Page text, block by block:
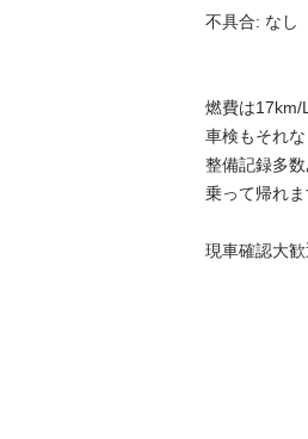
不具合: なし
燃費は17km/
車検もそれ
整備記録多数
乗って帰れま
現車確認大